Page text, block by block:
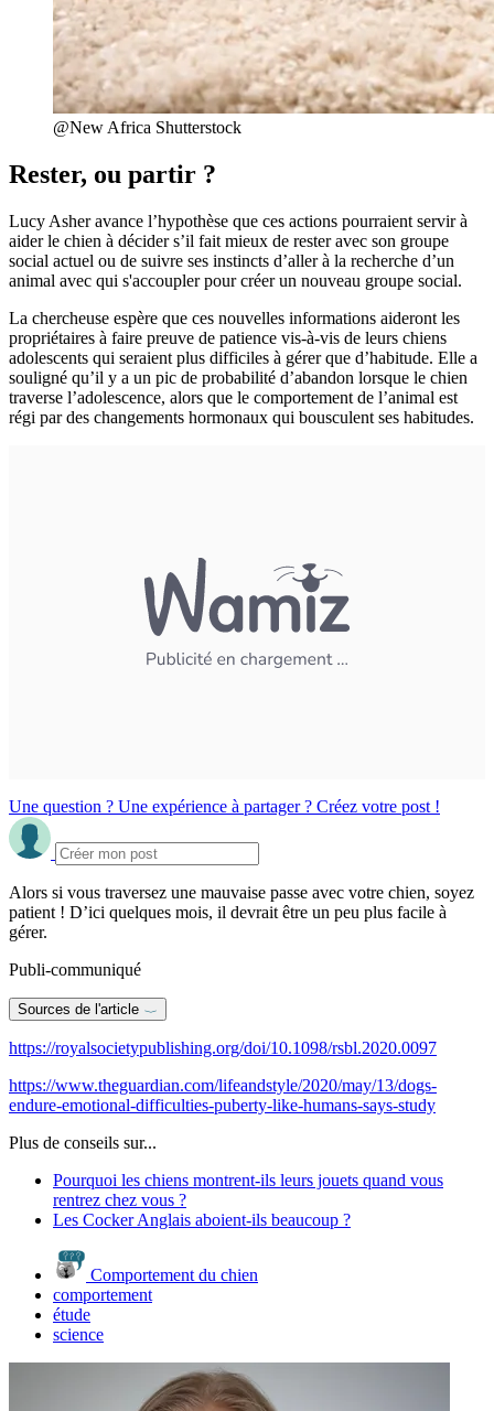
@New Africa Shutterstock
Rester, ou partir ?
Lucy Asher avance l’hypothèse que ces actions pourraient servir à
aider le chien à décider s’il fait mieux de rester avec son groupe
social actuel ou de suivre ses instincts d’aller à la recherche d’un
animal avec qui s'accoupler pour créer un nouveau groupe social.
La chercheuse espère que ces nouvelles informations aideront les
propriétaires à faire preuve de patience vis-à-vis de leurs chiens
adolescents qui seraient plus difficiles à gérer que d’habitude. Elle a
souligné qu’il y a un pic de probabilité d’abandon lorsque le chien
traverse l’adolescence, alors que le comportement de l’animal est
régi par des changements hormonaux qui bousculent ses habitudes.
Une question ? Une expérience à partager ? Créez votre post !
Alors si vous traversez une mauvaise passe avec votre chien, soyez
patient ! D’ici quelques mois, il devrait être un peu plus facile à
gérer.
Publi-communiqué
Sources de l'article
https://royalsocietypublishing.org/doi/10.1098/rsbl.2020.0097
https://www.theguardian.com/lifeandstyle/2020/may/13/dogs-
endure-emotional-difficulties-puberty-like-humans-says-study
Plus de conseils sur...
Pourquoi les chiens montrent-ils leurs jouets quand vous
rentrez chez vous ?
Les Cocker Anglais aboient-ils beaucoup ?
Comportement du chien
comportement
étude
science